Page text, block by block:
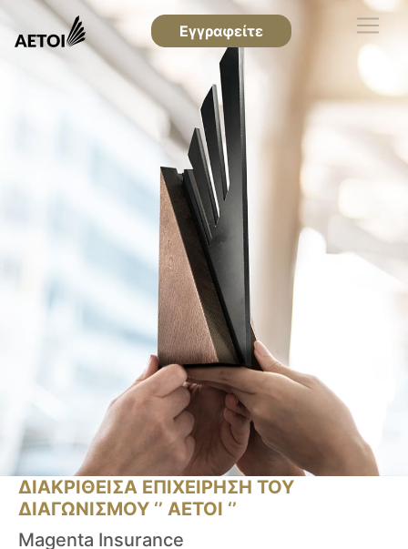
Εγγραφείτε
ΔΙΑΚΡΙΘΕΙΣΑ ΕΠΙΧΕΙΡΗΣΗ ΤΟΥ
ΔΙΑΓΩΝΙΣΜΟΥ ‘’ ΑΕΤΟΙ ‘’
Magenta Insurance